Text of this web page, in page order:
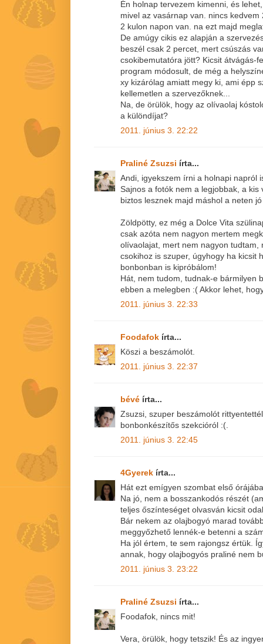
Én holnap tervezem kimenni, és
mivel az vasárnap van. nincs
2 kulon napon van. na ezt majd
De amúgy cikis ez alapján a
beszél csak 2 percet, mert csúszás
csokibemutatóra jött? Kicsit átvágás-
program módosult, de még a
xy kizárólag amiatt megy ki, ami épp
kellemetlen a szervezőknek...
Na, de örülök, hogy az olívaolaj
a különdíjat?
2011. június 3. 22:22
Praliné Zsuzsi írta...
Andi, igyekszem írni a holnapi napról
Sajnos a fotók nem a legjobbak, a
biztos lesznek majd máshol a neten
Zöldpötty, ez még a Dolce Vita
csak azóta nem nagyon mertem
olívaolajat, mert nem nagyon tudtam,
csokihoz is szuper, úgyhogy ha kicsit
bonbonban is kipróbálom!
Hát, nem tudom, tudnak-e bármilyen
ebben a melegben :( Akkor lehet,
2011. június 3. 22:33
Foodafok írta...
Köszi a beszámolót.
2011. június 3. 22:37
bévé írta...
Zsuzsi, szuper beszámolót
bonbonkészítős szekcióról :(.
2011. június 3. 22:45
4Gyerek írta...
Hát ezt emígyen szombat első
Na jó, nem a bosszankodós részét
teljes őszínteséget olvasván kicsit
Bár nekem az olajbogyó marad
meggyőzhető lennék-e betenni a
Ha jól értem, te sem rajongsz értük.
annak, hogy olajbogyós praliné nem
2011. június 3. 23:22
Praliné Zsuzsi írta...
Foodafok, nincs mit!
Vera, örülök, hogy tetszik! És az